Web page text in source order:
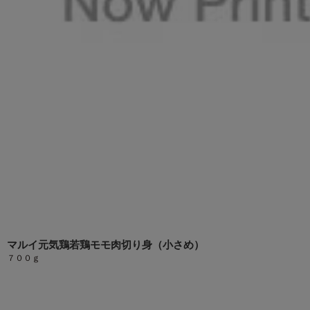
マルイ元気鶏若鶏モモ肉切り身（小さめ）
７００ｇ